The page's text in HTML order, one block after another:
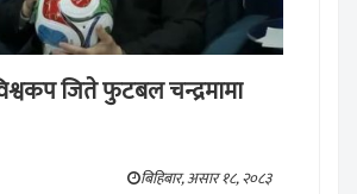
जिते फुटबल चन्द्रमामा
बिहिबार, असार १८, २०८३